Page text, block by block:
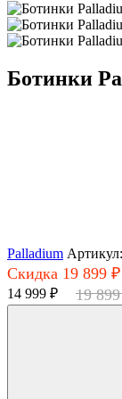
Ботинки
Palladium
Скидка 19 899 ₽
14 999 ₽ 19